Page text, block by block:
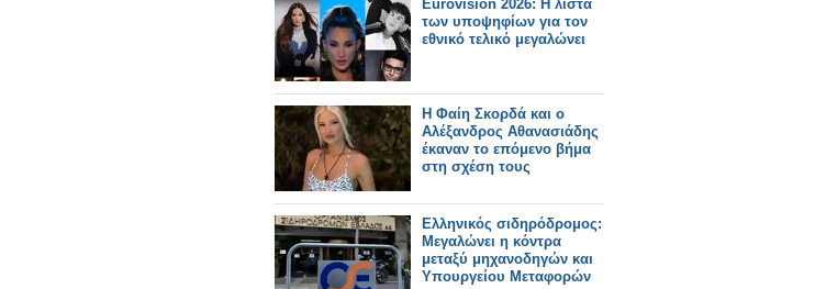
Eurovision 2026: Η λίστα
των υποψηφίων για τον
εθνικό τελικό μεγαλώνει
Η Φαίη Σκορδά και ο
Αλέξανδρος Αθανασιάδης
έκαναν το επόμενο βήμα
στη σχέση τους
Ελληνικός σιδηρόδρομος:
Μεγαλώνει η κόντρα
μεταξύ μηχανοδηγών και
Yπουργείου Mεταφορών